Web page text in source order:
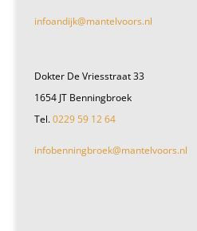
infoandijk@mantelvoors.nl
Dokter De Vriesstraat 33
1654 JT Benningbroek
Tel.0229 59 12 64
infobenningbroek@mantelvoors.nl